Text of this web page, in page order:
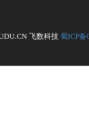
飞数科技 蜀ICP备